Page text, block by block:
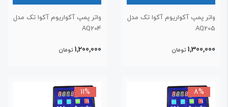
پمپ آکواریوم آکوا تک مدل
تومان
واتر پمپ آکواریوم آکوا تک مدل
AQ204
1,200,000 تومان